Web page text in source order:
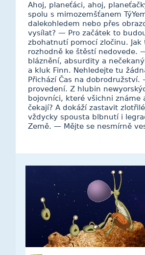
Ahoj, planeťáci, ahoj,
spolu s mimozemšťanem
dalekohledem nebo přes
vysílat? — Pro začátek to
zbohatnutí pomocí zločinu.
rozhodně ke štěstí nedovede.
bláznění, absurdity a
a kluk Finn. Nehledejte tu
Přichází Čas na
provedení. Z hlubin
bojovníci, které všichni známe
čekají? A dokáží zastavit
vždycky spousta blbnutí i
Země. — Mějte se nesmírně